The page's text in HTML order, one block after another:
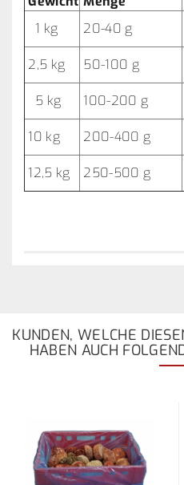
1 kg
20-40 g
2,5 kg
50-100 g
5 kg
100-200 g
10 kg
200-400 g
12,5 kg
250-500 g
KUNDEN, WELCHE
HABEN AUCH